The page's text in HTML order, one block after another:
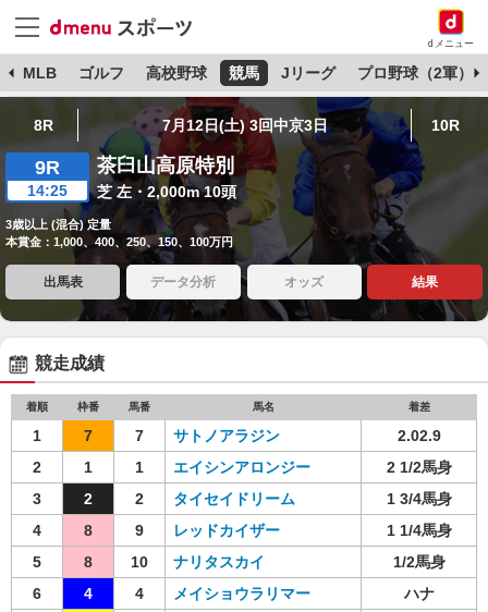
dメニュー
MLB ゴルフ 高校野球 競馬 Jリーグ プロ野球（2軍）
8R 7月12日(土) 3回中京3日 10R
9R
14:25
茶臼山高原特別
芝 左・2,000m 10頭
3歳以上 (混合) 定量
本賞金：1,000、400、250、150、100万円
出馬表 データ分析 オッズ 結果
競走成績
着順 枠番 馬番 馬名 着差
1 7 7 サトノアラジン
2.02.9
2
1 1 エイシンアロンジー
2 1/2馬身
3
2 2 タイセイドリーム
1 3/4馬身
4
8 9 レッドカイザー
1 1/4馬身
5
8 10 ナリタスカイ
1/2馬身
6
4 4 メイショウラリマー
ハナ